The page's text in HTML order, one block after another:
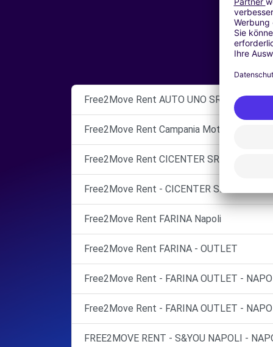
Free2Move Rent AUTO UNO SRL Pozzuoli
Free2Move Rent Campania Motori
Free2Move Rent CICENTER SRL
Free2Move Rent - CICENTER SRL -
Free2Move Rent FARINA Napoli
Free2Move Rent FARINA - OUTLET
Free2Move Rent - FARINA OUTLET -
Free2Move Rent - FARINA OUTLET -
FREE2MOVE RENT - S&YOU NAPOLI -